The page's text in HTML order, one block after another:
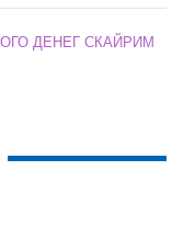
ДЕНЕГ СКАЙРИМ